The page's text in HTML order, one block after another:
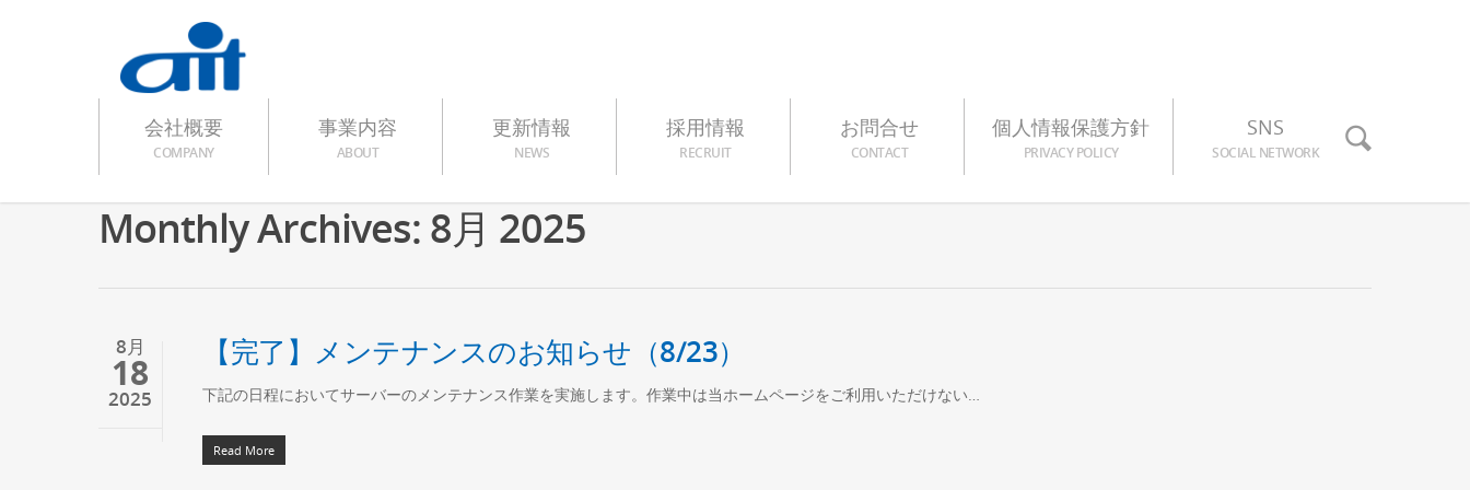
会社概要
COMPANY
事業内容
ABOUT
更新情報
NEWS
採用情報
RECRUIT
お問合せ
CONTACT
個人情報保護方針
PRIVACY POLICY
SNS
SOCIAL NETWORK
Monthly Archives: 8月 2025
8月
18
2025
【完了】メンテナンスのお知らせ（8/23）
下記の日程においてサーバーのメンテナンス作業を実施します。作業中は当ホームページをご利用いただけない…
Read More